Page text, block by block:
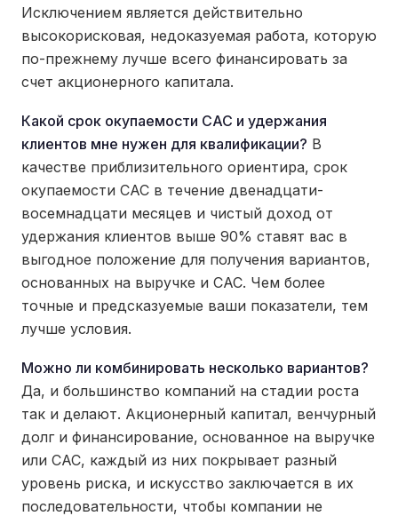
Исключением является действительно
высокорисковая, недоказуемая работа, которую
по-прежнему лучше всего финансировать за
счет акционерного капитала.
Какой срок окупаемости CAC и удержания
клиентов мне нужен для квалификации? В
качестве приблизительного ориентира, срок
окупаемости CAC в течение двенадцати-
восемнадцати месяцев и чистый доход от
удержания клиентов выше 90% ставят вас в
выгодное положение для получения вариантов,
основанных на выручке и CAC. Чем более
точные и предсказуемые ваши показатели, тем
лучше условия.
Можно ли комбинировать несколько вариантов?
Да, и большинство компаний на стадии роста
так и делают. Акционерный капитал, венчурный
долг и финансирование, основанное на выручке
или CAC, каждый из них покрывает разный
уровень риска, и искусство заключается в их
последовательности, чтобы компании не